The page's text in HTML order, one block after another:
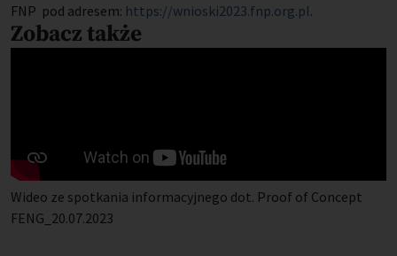
FNP pod adresem: https://wnioski2023.fnp.org.pl.
Zobacz także
Wideo ze spotkania informacyjnego dot. Proof of Concept
FENG_20.07.2023